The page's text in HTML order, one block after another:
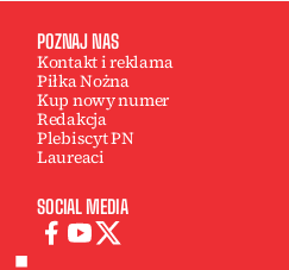
POZNAJ NAS
Kontakt i reklama
Piłka Nożna
Kup nowy numer
Redakcja
Plebiscyt PN
Laureaci
SOCIAL MEDIA